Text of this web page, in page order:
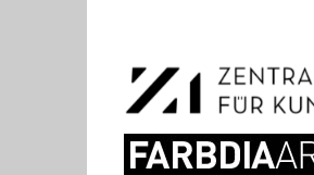
Navigation